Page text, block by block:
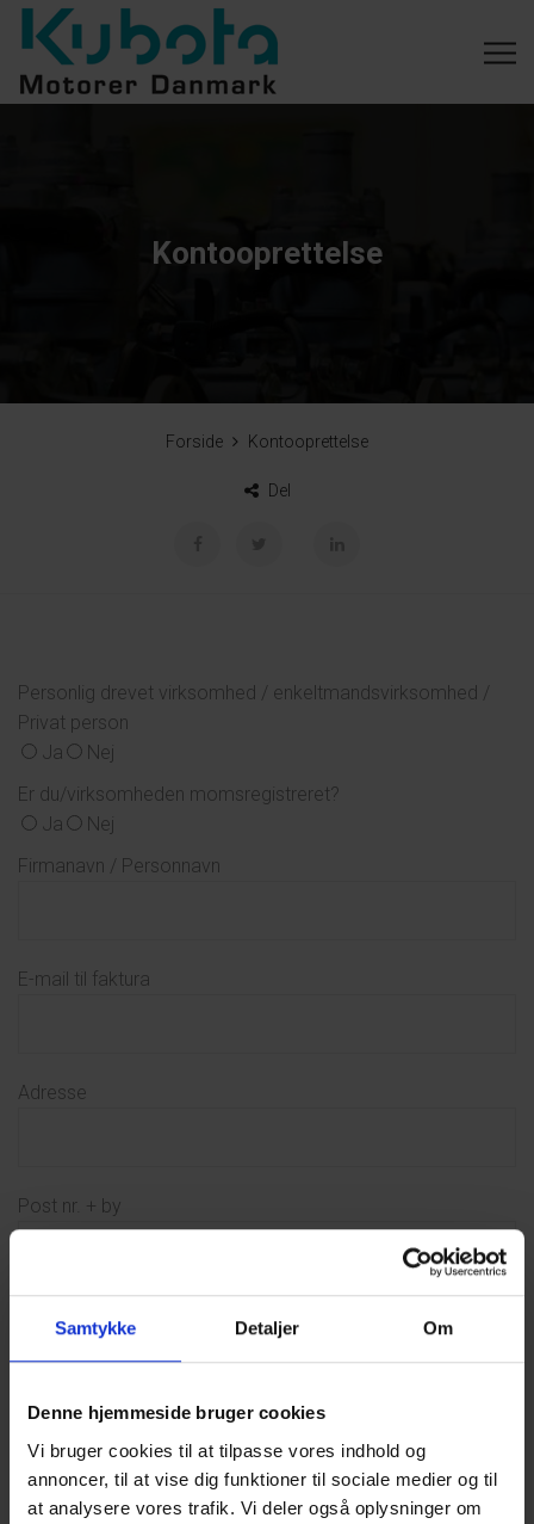
Samtykke Detaljer Om
Denne hjemmeside bruger cookies
Vi bruger cookies til at tilpasse vores indhold og
annoncer, til at vise dig funktioner til sociale medier og til
at analysere vores trafik. Vi deler også oplysninger om
Kontooprettelse
Forside Kontooprettelse
Del
Personlig drevet virksomhed / enkeltmandsvirksomhed /
Privat person
Ja
Nej
Er du/virksomheden momsregistreret?
Ja
Nej
Firmanavn / Personnavn
E-mail til faktura
Adresse
Post nr. + by
Vælg land